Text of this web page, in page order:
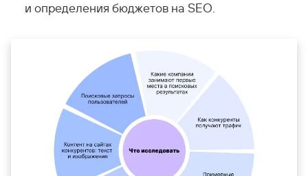
и определения бюджетов на SEO.